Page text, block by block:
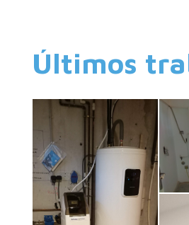
Últimos